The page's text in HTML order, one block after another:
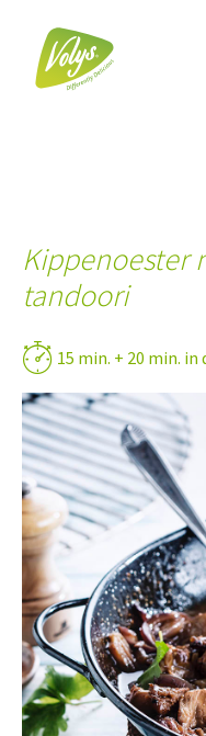
Kippenoester
tandoori
15 min. + 20 min. in